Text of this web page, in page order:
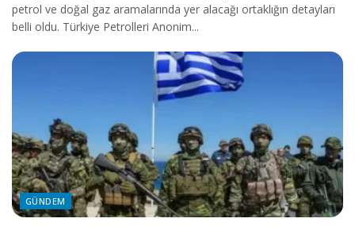
petrol ve doğal gaz aramalarında yer alacağı ortaklığın detayları
belli oldu. Türkiye Petrolleri Anonim...
GÜNDEM